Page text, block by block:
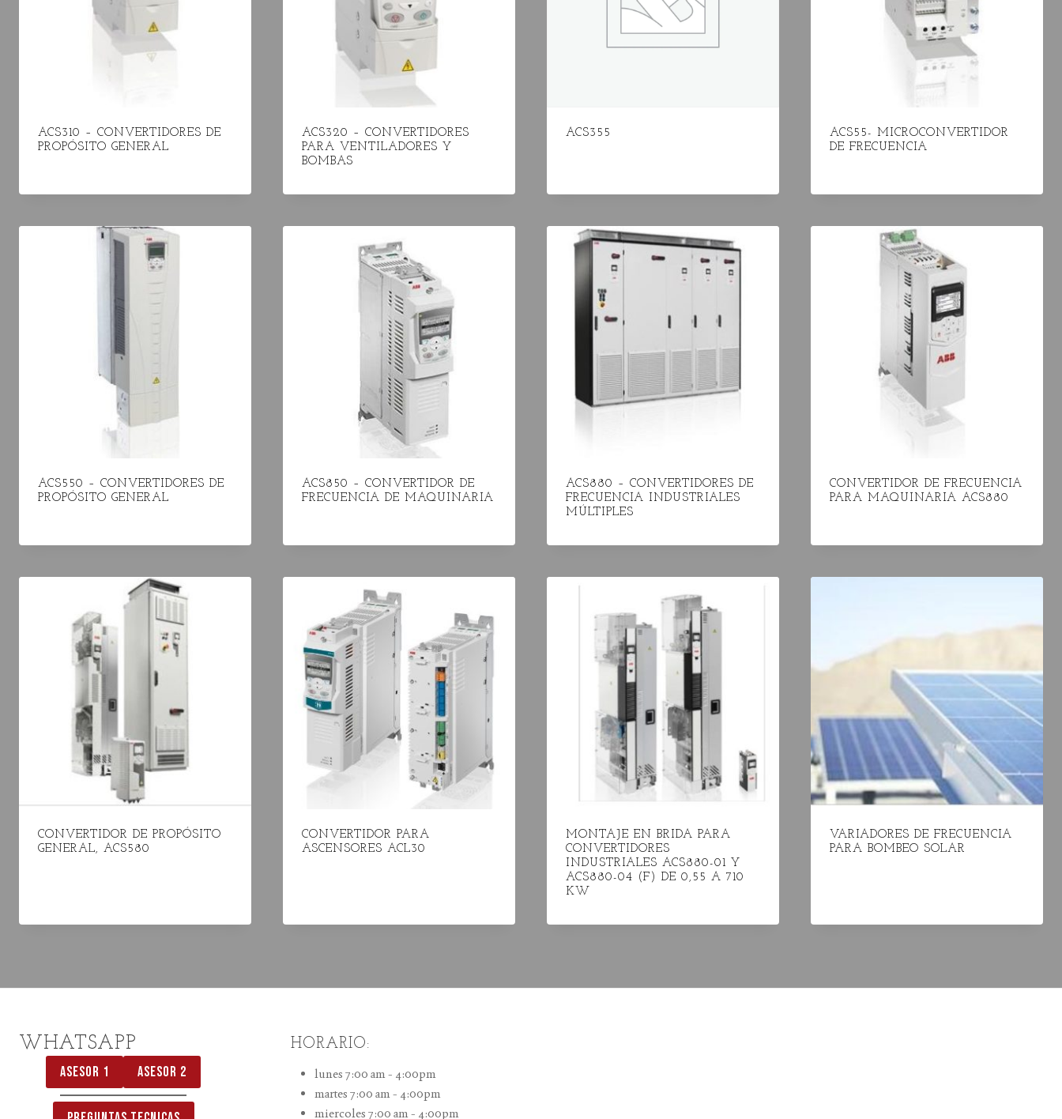
ACS310 – CONVERTIDORES DE
PROPÓSITO GENERAL
ACS320 – CONVERTIDORES
PARA VENTILADORES Y
BOMBAS
ACS355
ACS55- MICROCONVERTIDOR
DE FRECUENCIA
ACS550 – CONVERTIDORES DE
PROPÓSITO GENERAL
ACS850 – CONVERTIDOR DE
FRECUENCIA DE MAQUINARIA
ACS880 – CONVERTIDORES DE
FRECUENCIA INDUSTRIALES
MÚLTIPLES
CONVERTIDOR DE FRECUENCIA
PARA MAQUINARIA ACS880
CONVERTIDOR DE PROPÓSITO
GENERAL, ACS580
CONVERTIDOR PARA
ASCENSORES ACL30
MONTAJE EN BRIDA PARA
CONVERTIDORES
INDUSTRIALES ACS880-01 Y
ACS880-04 (F) DE 0,55 A 710
KW
VARIADORES DE FRECUENCIA
PARA BOMBEO SOLAR
WHATSAPP
ASESOR 1 ASESOR 2
HORARIO:
lunes 7:00 am - 4:00pm
martes 7:00 am - 4:00pm
miercoles 7:00 am - 4:00pm